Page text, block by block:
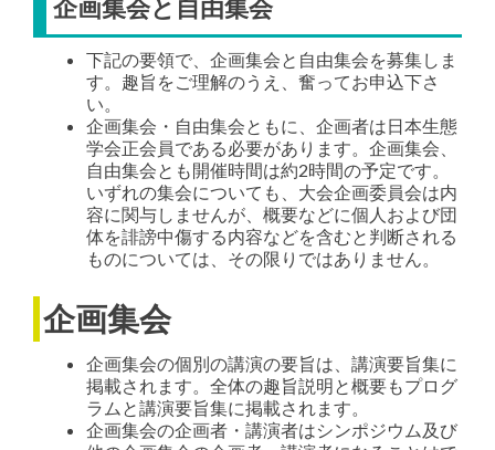
企画集会と自由集会
下記の要領で、企画集会と自由集会を募集しま
す。趣旨をご理解のうえ、奮ってお申込下さ
い。
企画集会・自由集会ともに、企画者は日本生態
学会正会員である必要があります。企画集会、
自由集会とも開催時間は約2時間の予定です。
いずれの集会についても、大会企画委員会は内
容に関与しませんが、概要などに個人および団
体を誹謗中傷する内容などを含むと判断される
ものについては、その限りではありません。
企画集会
企画集会の個別の講演の要旨は、講演要旨集に
掲載されます。全体の趣旨説明と概要もプログ
ラムと講演要旨集に掲載されます。
企画集会の企画者・講演者はシンポジウム及び